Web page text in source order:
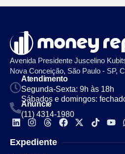
Avenida Presidente Juscelino
Nova Conceição, São Paulo - SP,
Atendimento
Segunda-Sexta: 9h às 18h
Sábados e domingos:
Anuncie
(11) 4314-1980
Expediente